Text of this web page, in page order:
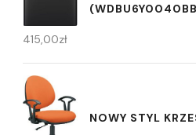
415,00zł
NOWY STYL